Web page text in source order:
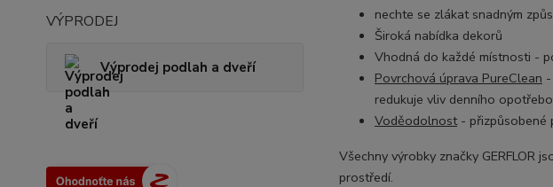
VÝPRODEJ
Výprodej podlah a dveří
nechte se zlákat snadným
Široká nabídka dekorů
Vhodná do každé místnosti -
Povrchová úprava PureClean
redukuje vliv denního
Voděodolnost- přizpůsobené
Všechny výrobky značky GERFLOR
prostředí.